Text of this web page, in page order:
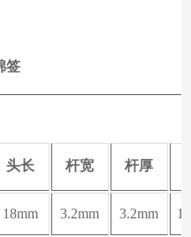
海绵棉签
头长 杆宽 杆厚
18mm 3.2mm 3.2mm